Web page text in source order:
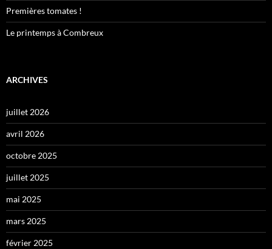
Premières tomates !
Le printemps à Combreux
ARCHIVES
juillet 2026
avril 2026
octobre 2025
juillet 2025
mai 2025
mars 2025
février 2025